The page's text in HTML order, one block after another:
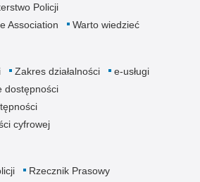
Policji
Association
Warto wiedzieć
Zakres działalności
e-usługi
dostępności
cyfrowej
Rzecznik Prasowy